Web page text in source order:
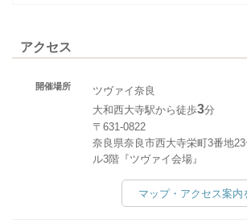
アクセス
開催場所
ツヴァイ奈良
大和西大寺駅から徒歩3分
〒631-0822
奈良県奈良市西大寺栄町3番地
ル3階『ツヴァイ会場』
マップ・アクセス案内